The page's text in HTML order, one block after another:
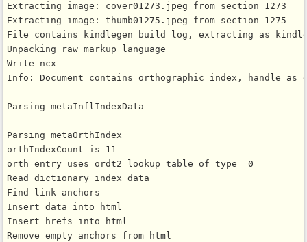
Extracting image: cover01273.jpeg from section 1273
Extracting image: thumb01275.jpeg from section 1275
File contains kindlegen build log, extracting as
Unpacking raw markup language
Write ncx
Info: Document contains orthographic index, handle as
Parsing metaInflIndexData
Parsing metaOrthIndex
orthIndexCount is 11
orth entry uses ordt2 lookup table of type  0
Read dictionary index data
Find link anchors
Insert data into html
Insert hrefs into html
Remove empty anchors from html